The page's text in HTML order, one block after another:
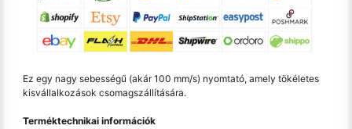
Ez egy nagy sebességű (akár 100 mm/s) nyomtató, amely tökéletes
kisvállalkozások csomagszállítására.
Terméktechnikai információk